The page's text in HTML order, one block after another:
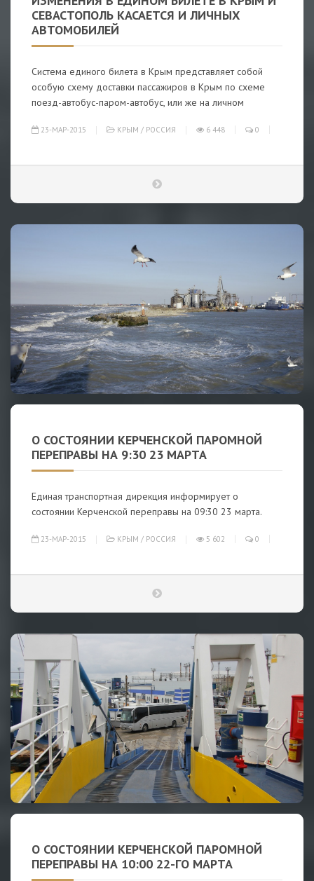
СЕВАСТОПОЛЬ КАСАЕТСЯ И ЛИЧНЫХ
АВТОМОБИЛЕЙ
Система единого билета в Крым представляет собой
особую схему доставки пассажиров в Крым по схеме
поезд-автобус-паром-автобус, или же на личном
23-МАР-2015 КРЫМ / РОССИЯ 6 448 0
О СОСТОЯНИИ КЕРЧЕНСКОЙ ПАРОМНОЙ
ПЕРЕПРАВЫ НА 9:30 23 МАРТА
Единая транспортная дирекция информирует о
состоянии Керченской переправы на 09:30 23 марта.
23-МАР-2015 КРЫМ / РОССИЯ 5 602 0
О СОСТОЯНИИ КЕРЧЕНСКОЙ ПАРОМНОЙ
ПЕРЕПРАВЫ НА 10:00 22-ГО МАРТА